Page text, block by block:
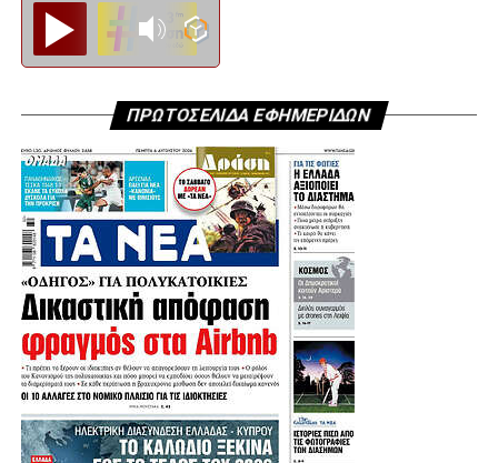
ΠΡΩΤΟΣΕΛΙΔΑ ΕΦΗΜΕΡΙΔΩΝ